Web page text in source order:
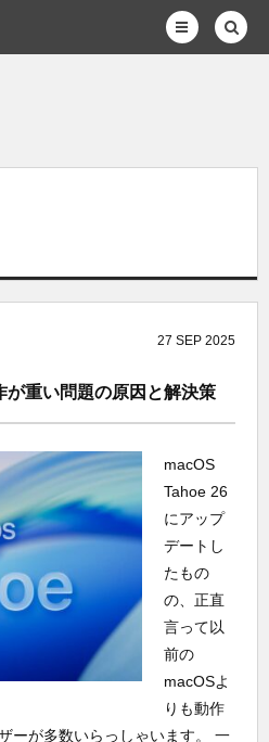
27 SEP 2025
重い問題の原因と解決策
macOS
Tahoe 26
にアップ
デートし
たもの
の、正直
言って以
前の
macOSよ
りも動作
ーが多数いらっしゃいます。 一